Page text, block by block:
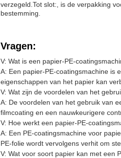
verzegeld.Tot slot:, is de verpakking
bestemming.
Vragen:
V: Wat is een papier-PE-
A: Een papier-PE-coatingsmachine is
eigenschappen van het papier kan
V: Wat zijn de voordelen van het
A: De voordelen van het gebruik van
filmcoating en een nauwkeurigere
V: Hoe werkt een papier-PE-
A: Een PE-coatingsmachine voor
PE-folie wordt vervolgens verhit om
V: Wat voor soort papier kan met een